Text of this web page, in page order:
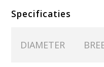
Specificaties
DIAMETER